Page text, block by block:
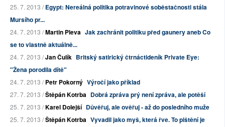
25. 7. 2013 /Egypt: Nereálná politika potravinové soběstačnosti stála
Mursího pr...
24. 7. 2013 /Martin Pleva Jak zachránit politiku před gaunery aneb Co
se to vlastně aktuálně...
24. 7. 2013 /Jan Čulík Britský satirický čtrnáctideník Private Eye:
"Žena porodila dítě"
24. 7. 2013 /Petr Pokorný Výročí jako příklad
27. 7. 2013 /Štěpán Kotrba Dobrá zpráva prý není zpráva, ale potěší
25. 7. 2013 /Karel Dolejší Důvěřuj, ale ověřuj - až do posledního muže
25. 7. 2013 /Štěpán Kotrba Vyvadil jako myš, která řve. To pištění je